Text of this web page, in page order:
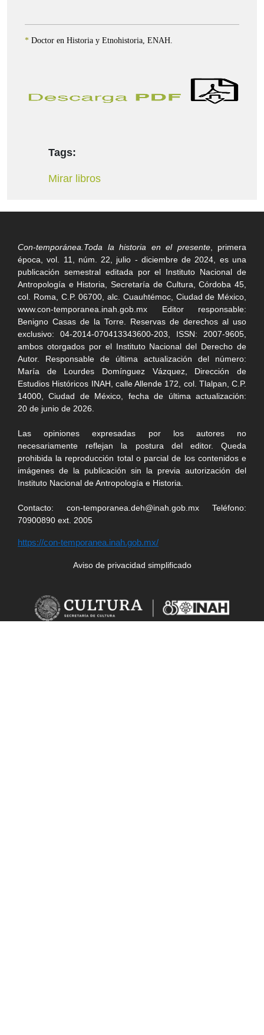
* Doctor en Historia y Etnohistoria, ENAH.
Tags:
Mirar libros
Con-temporánea.Toda la historia en el presente, primera
época, vol. 11, núm. 22, julio - diciembre de 2024, es una
publicación semestral editada por el Instituto Nacional de
Antropología e Historia, Secretaría de Cultura, Córdoba 45,
col. Roma, C.P. 06700, alc. Cuauhtémoc, Ciudad de México,
www.con-temporanea.inah.gob.mx Editor responsable:
Benigno Casas de la Torre. Reservas de derechos al uso
exclusivo: 04-2014-070413343600-203, ISSN: 2007-9605,
ambos otorgados por el Instituto Nacional del Derecho de
Autor. Responsable de última actualización del número:
María de Lourdes Domínguez Vázquez, Dirección de
Estudios Históricos INAH, calle Allende 172, col. Tlalpan, C.P.
14000, Ciudad de México, fecha de última actualización:
20 de junio de 2026.
Las opiniones expresadas por los autores no
necesariamente reflejan la postura del editor. Queda
prohibida la reproducción total o parcial de los contenidos e
imágenes de la publicación sin la previa autorización del
Instituto Nacional de Antropología e Historia.
Contacto: con-temporanea.deh@inah.gob.mx Teléfono:
70900890 ext. 2005
https://con-temporanea.inah.gob.mx/
Aviso de privacidad simplificado